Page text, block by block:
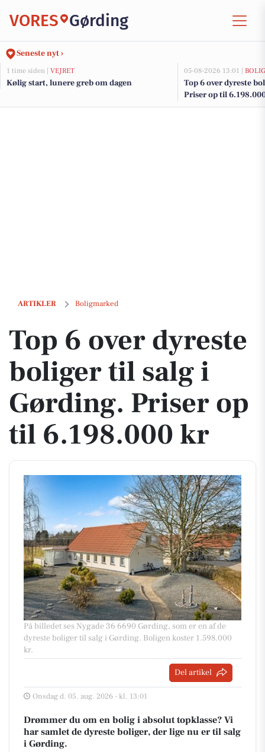
VORES Gørding
Seneste nyt ›
1 time siden | VEJRET
Kølig start, lunere greb om dagen
05-08-2026 13:01 |
Top 6 over dyreste
Priser op til
ARTIKLER Boligmarked
Top 6 over dyreste boliger til salg i Gørding. Priser op til 6.198.000 kr
Top 6 over dyreste
boliger til salg i
Gørding. Priser op
til 6.198.000 kr
På billedet ses Nygade 36 6690 Gørding, som er en af de
dyreste boliger til salg i Gørding. Boligen koster 1.598.000
kr.
Del artikel
Onsdag d. 05. aug. 2026 - kl. 13:01
Drømmer du om en bolig i absolut topklasse? Vi
har samlet de dyreste boliger, der lige nu er til salg
i Gørding.